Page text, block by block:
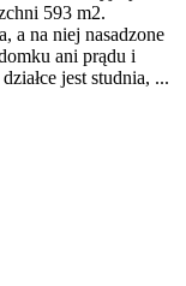
593 m2.
a na niej nasadzone
ani prądu i
jest studnia, ...